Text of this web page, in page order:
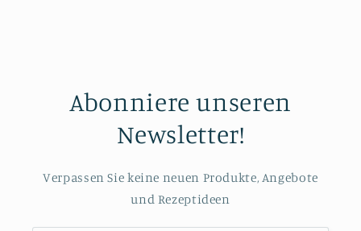
Abonniere unseren
Newsletter!
Verpassen Sie keine neuen Produkte, Angebote
und Rezeptideen